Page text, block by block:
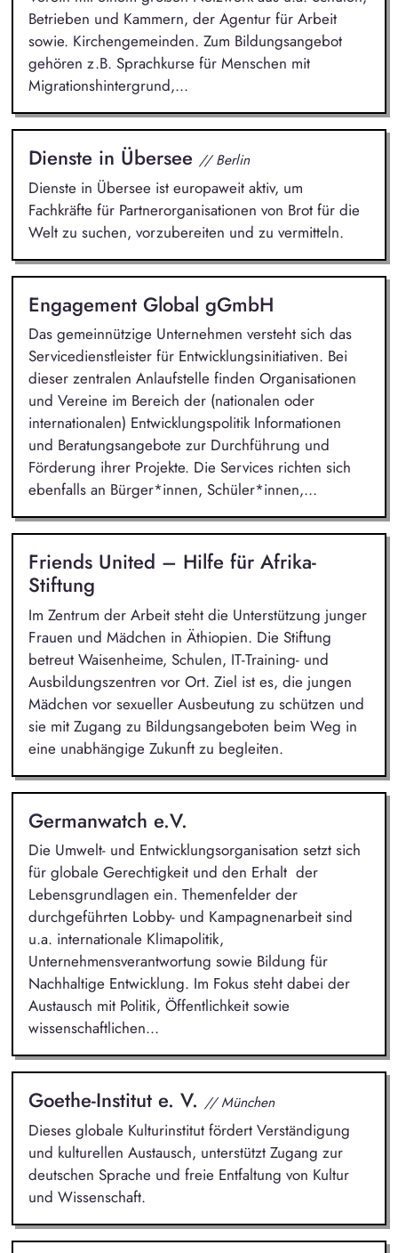
Betrieben und Kammern, der Agentur für Arbeit
sowie. Kirchengemeinden. Zum Bildungsangebot
gehören z.B. Sprachkurse für Menschen mit
Migrationshintergrund,...
Dienste in Übersee // Berlin
Dienste in Übersee ist europaweit aktiv, um
Fachkräfte für Partnerorganisationen von Brot für die
Welt zu suchen, vorzubereiten und zu vermitteln.
Engagement Global gGmbH
Das gemeinnützige Unternehmen versteht sich das
Servicedienstleister für Entwicklungsinitiativen. Bei
dieser zentralen Anlaufstelle finden Organisationen
und Vereine im Bereich der (nationalen oder
internationalen) Entwicklungspolitik Informationen
und Beratungsangebote zur Durchführung und
Förderung ihrer Projekte. Die Services richten sich
ebenfalls an Bürger*innen, Schüler*innen,...
Friends United – Hilfe für Afrika-
Stiftung
Im Zentrum der Arbeit steht die Unterstützung junger
Frauen und Mädchen in Äthiopien. Die Stiftung
betreut Waisenheime, Schulen, IT-Training- und
Ausbildungszentren vor Ort. Ziel ist es, die jungen
Mädchen vor sexueller Ausbeutung zu schützen und
sie mit Zugang zu Bildungsangeboten beim Weg in
eine unabhängige Zukunft zu begleiten.
Germanwatch e.V.
Die Umwelt- und Entwicklungsorganisation setzt sich
für globale Gerechtigkeit und den Erhalt der
Lebensgrundlagen ein. Themenfelder der
durchgeführten Lobby- und Kampagnenarbeit sind
u.a. internationale Klimapolitik,
Unternehmensverantwortung sowie Bildung für
Nachhaltige Entwicklung. Im Fokus steht dabei der
Austausch mit Politik, Öffentlichkeit sowie
wissenschaftlichen...
Goethe-Institut e. V. // München
Dieses globale Kulturinstitut fördert Verständigung
und kulturellen Austausch, unterstützt Zugang zur
deutschen Sprache und freie Entfaltung von Kultur
und Wissenschaft.